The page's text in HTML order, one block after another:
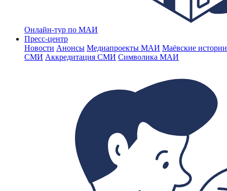
Онлайн-тур по МАИ
Пресс-центр
Новости Анонсы Медиапроекты МАИ Маёвские
СМИ Аккредитация СМИ Символика МАИ